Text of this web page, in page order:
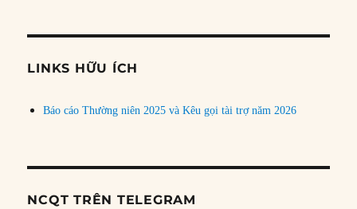
đề
LINKS HỮU ÍCH
Báo cáo Thường niên 2025 và Kêu gọi tài trợ năm 2026
NCQT TRÊN TELEGRAM